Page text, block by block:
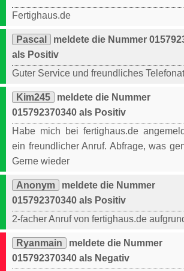
Fertighaus.de
Pascal
meldete die Nummer
als Positiv
Guter Service und freundliches
Kim245
meldete die Nummer
015792370340 als Positiv
Habe mich bei fertighaus.de
ein freundlicher Anruf. Abfrage, was
Gerne wieder
Anonym
meldete die Nummer
015792370340 als Positiv
2-facher Anruf von fertighaus.de
Ryanmain
meldete die Nummer
015792370340 als Negativ